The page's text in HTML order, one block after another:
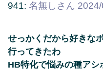
941: 名無しさん
せっかくだから好きな
行ってきたわ
HB特化で悩みの種アシ